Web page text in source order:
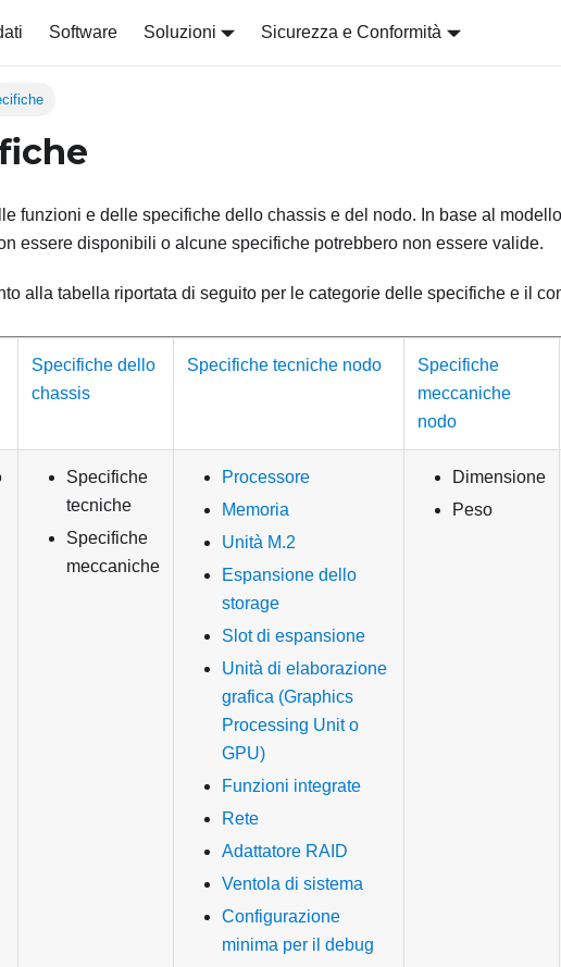
Software Soluzioni Sicurezza e Conformità
funzioni e delle specifiche dello chassis e del nodo. In base al
essere disponibili o alcune specifiche potrebbero non essere valide.
alla tabella riportata di seguito per le categorie delle specifiche e il
Specifiche dello
chassis
Specifiche tecniche nodo
Specifiche
meccaniche
nodo
Specifiche
tecniche
Specifiche
meccaniche
Processore
Memoria
Unità M.2
Espansione dello
storage
Slot di espansione
Unità di elaborazione
grafica (Graphics
Processing Unit o
GPU)
Funzioni integrate
Rete
Adattatore RAID
Ventola di sistema
Configurazione
minima per il debug
Dimensione
Peso